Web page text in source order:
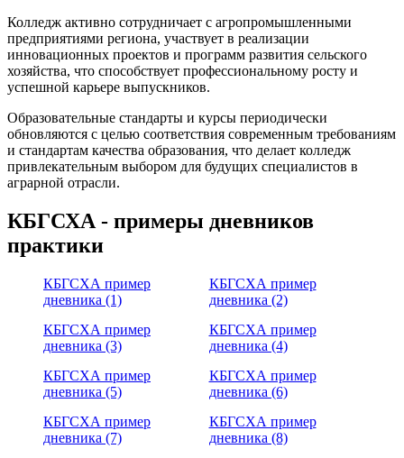
Колледж активно сотрудничает с агропромышленными
предприятиями региона, участвует в реализации
инновационных проектов и программ развития сельского
хозяйства, что способствует профессиональному росту и
успешной карьере выпускников.
Образовательные стандарты и курсы периодически
обновляются с целью соответствия современным требованиям
и стандартам качества образования, что делает колледж
привлекательным выбором для будущих специалистов в
аграрной отрасли.
КБГСХА - примеры дневников
практики
КБГСХА пример
дневника (1)
КБГСХА пример
дневника (2)
КБГСХА пример
дневника (3)
КБГСХА пример
дневника (4)
КБГСХА пример
дневника (5)
КБГСХА пример
дневника (6)
КБГСХА пример
дневника (7)
КБГСХА пример
дневника (8)